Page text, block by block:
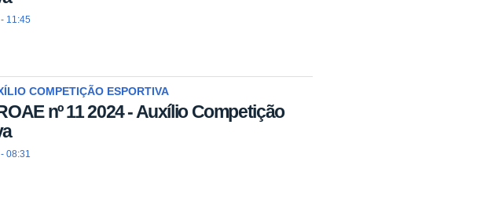
11:45
COMPETIÇÃO ESPORTIVA
nº 11 2024 - Auxílio Competição
08:31